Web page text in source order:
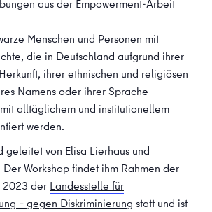
aus der Empowerment-Arbeit
Menschen und Personen mit
die in Deutschland aufgrund ihrer
ihrer ethnischen und religiösen
Namens oder ihrer Sprache
alltäglichem und institutionellem
werden.
geleitet von Elisa Lierhaus und
Workshop findet ihm Rahmen der
2023 der Landesstelle für
– gegen Diskriminierung statt und ist